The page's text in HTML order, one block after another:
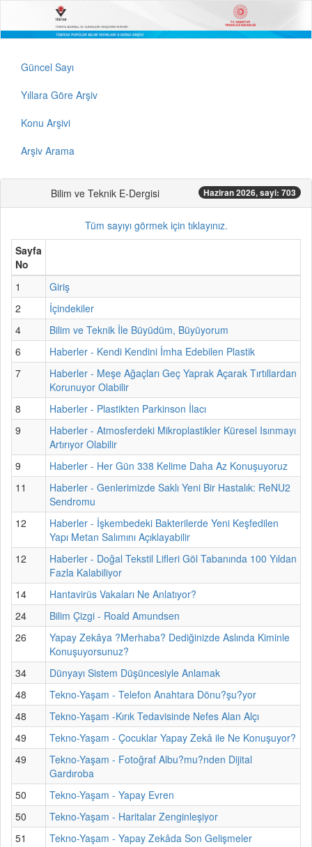
Güncel Sayı
Yıllara Göre Arşiv
Konu Arşivi
Arşiv Arama
Bilim ve Teknik E-Dergisi Haziran 2026, sayi: 703
Tüm sayıyı görmek için tıklayınız.
Sayfa
No
1
Giriş
2
İçindekiler
4
Bilim ve Teknik İle Büyüdüm, Büyüyorum
6
Haberler - Kendi Kendini İmha Edebilen Plastik
7
Haberler - Meşe Ağaçları Geç Yaprak Açarak Tırtıllardan
Korunuyor Olabilir
8
Haberler - Plastikten Parkinson İlacı
9
Haberler - Atmosferdeki Mikroplastikler Küresel Isınmayı
Artırıyor Olabilir
9
Haberler - Her Gün 338 Kelime Daha Az Konuşuyoruz
11
Haberler - Genlerimizde Saklı Yeni Bir Hastalık: ReNU2
Sendromu
12
Haberler - İşkembedeki Bakterilerde Yeni Keşfedilen
Yapı Metan Salımını Açıklayabilir
12
Haberler - Doğal Tekstil Lifleri Göl Tabanında 100 Yıldan
Fazla Kalabiliyor
14
Hantavirüs Vakaları Ne Anlatıyor?
24
Bilim Çizgi - Roald Amundsen
26
Yapay Zekâya ?Merhaba? Dediğinizde Aslında Kiminle
Konuşuyorsunuz?
34
Dünyayı Sistem Düşüncesiyle Anlamak
48
Tekno-Yaşam - Telefon Anahtara Dönu?şu?yor
48
Tekno-Yaşam -Kırık Tedavisinde Nefes Alan Alçı
49
Tekno-Yaşam - Çocuklar Yapay Zekâ ile Ne Konuşuyor?
49
Tekno-Yaşam - Fotoğraf Albu?mu?nden Dijital
Gardıroba
50
Tekno-Yaşam - Yapay Evren
50
Tekno-Yaşam - Haritalar Zenginleşiyor
51
Tekno-Yaşam - Yapay Zekâda Son Gelişmeler